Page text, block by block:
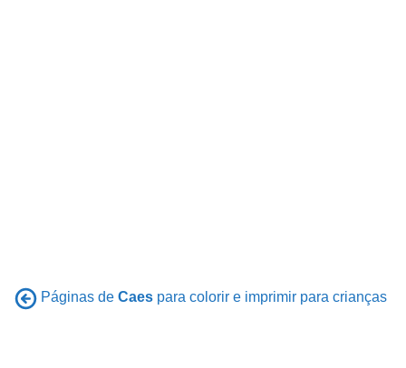
Páginas de Caes para colorir e imprimir para crianças